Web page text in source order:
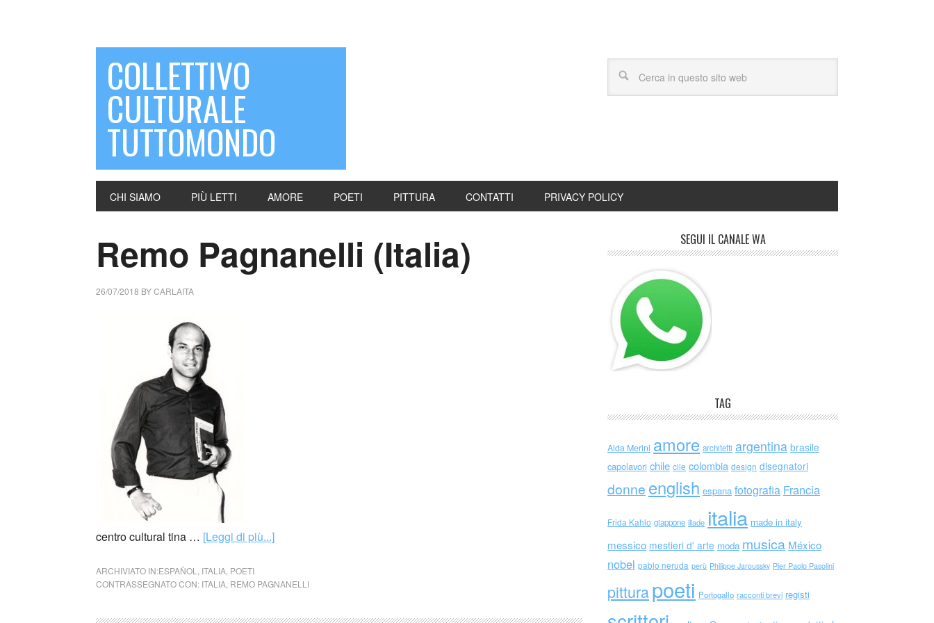
COLLETTIVO
CULTURALE
TUTTOMONDO
CHI SIAMO PIÙ LETTI AMORE POETI PITTURA CONTATTI PRIVACY POLICY
Remo Pagnanelli (Italia)
26/07/2018 BYCARLAITA
centro cultural tina … [Leggi di più...]
ARCHIVIATO IN:ESPAÑOL ITALIA POETI
CONTRASSEGNATO CON: ITALIA REMO PAGNANELLI
SEGUI IL CANALE WA
TAG
Alda Merini amore architetti argentina brasile
capolavori chile cile colombia design disegnatori
donne english espana fotografia Francia
Frida Kahlo giappone iliade italia made in italy
messico mestieri d' arte moda musica México
nobel pablo neruda perù Philippe Jaroussky Pier Paolo Pasolini
pitturapoeti Portogallo racconti brevi registi